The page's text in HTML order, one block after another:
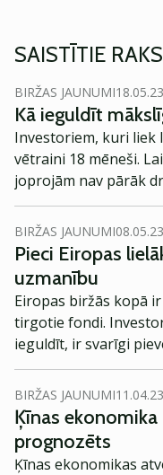
SAISTĪTIE
BIRŽAS JAUNUMI
Kā ieguldīt
Investoriem, kuri liek
vētraini 18 mēneši.
joprojām nav pārāk
vērts aplūkot tuvāk -
BIRŽAS JAUNUMI
Pieci Eiropas
uzmanību
Eiropas biržās kopā
tirgotie fondi.
ieguldīt, ir svarīgi
lielumam, tieši tāpēc
par 5 lielākajiem
BIRŽAS JAUNUMI
Ķīnas
prognozēts
Ķīnas ekonomikas